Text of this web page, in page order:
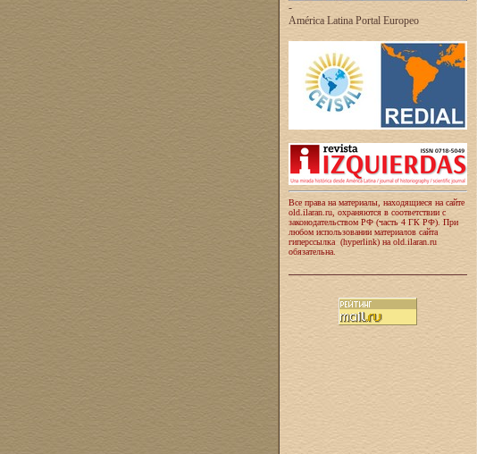
-
América Latina Portal Europeo
Все права на материалы, находящиеся на сайте
old.ilaran.ru, охраняются в соответствии с
законодательством РФ (часть 4 ГК РФ). При
любом использовании материалов сайта
гиперссылка (hyperlink) на old.ilaran.ru
обязательна.